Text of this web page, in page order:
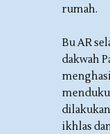
rumah.
Bu AR
dakwah
dilakukan
ikhlas